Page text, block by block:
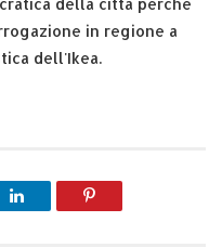
della città perché
in regione a
dell'Ikea.